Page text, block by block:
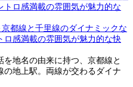
都線と千里線のダイナミックな
ロ感満載の雰囲気が魅力的な快
地名の由来に持つ、京都線と
地上駅。両線が交わるダイナ